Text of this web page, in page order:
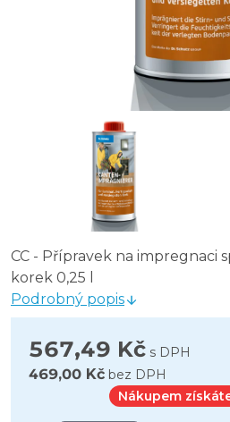
CC - Přípravek na impregnaci
korek 0,25 l
Podrobný popis
567,49 Kč s DPH
469,00 Kč bez DPH
Nákupem